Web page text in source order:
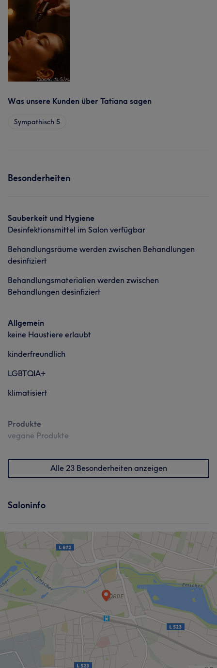
Was unsere Kunden über Tatiana sagen
Sympathisch 5
Besonderheiten
Sauberkeit und Hygiene
Desinfektionsmittel im Salon verfügbar
Behandlungsräume werden zwischen Behandlungen
desinfiziert
Behandlungsmaterialien werden zwischen
Behandlungen desinfiziert
Allgemein
keine Haustiere erlaubt
kinderfreundlich
LGBTQIA+
klimatisiert
Produkte
vegane Produkte
Alle 23 Besonderheiten anzeigen
Saloninfo